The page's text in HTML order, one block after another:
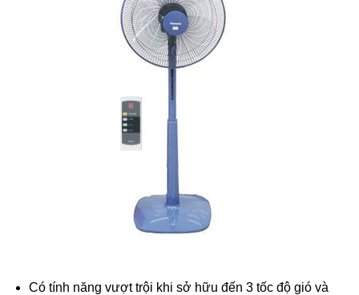
Có tính năng vượt trội khi sở hữu đến 3 tốc độ gió và